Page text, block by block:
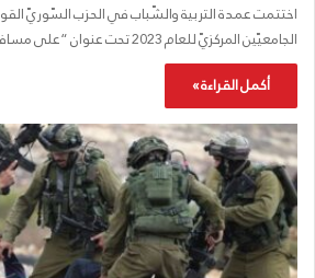
اختتمت عمدة التربية والشّباب في الحزب السّوريّ
الجامعيّين المركزيّ للعام 2023 تحت عنوان “على مسافة صفر…
أكمل القراءة »